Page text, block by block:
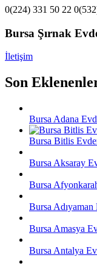
0(224) 331 50 22
Bursa Şırnak
İletişim
Son
Bursa Adana
Bursa Bitlis
Bursa Aksaray
Bursa
Bursa
Bursa Amasya
Bursa Antalya